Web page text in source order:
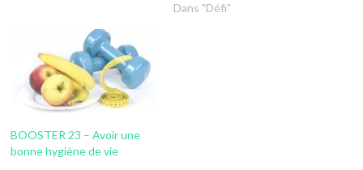
Dans "Défi"
BOOSTER 23 – Avoir une
bonne hygiène de vie